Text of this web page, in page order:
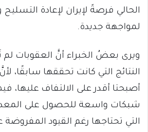
الحالي فرصةً لإيران لإعادة التسليح
لمواجهة جديدة.
ويرى بعضُ الخبراء أنَّ العقوبات
النتائج التي كانت تحققها سابقًا،
أصبحتا أقدر على الالتفاف عليها،
شبكات واسعة للحصول على
التي تحتاجها رغم القيود المفروضة